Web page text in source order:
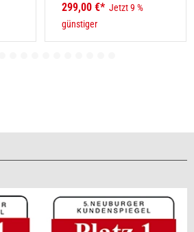
299,00 €* Jetzt 9 %
günstiger